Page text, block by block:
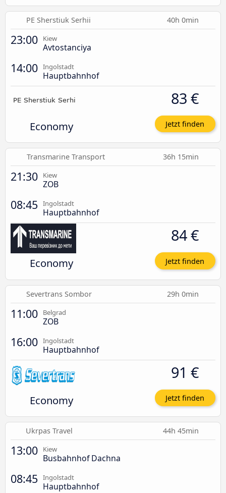
PE Sherstiuk Serhii 40h 0min
23:00 Kiew
Avtostanciya
14:00 Ingolstadt
Hauptbahnhof
Economy
83 €
Jetzt finden
Transmarine Transport 36h 15min
21:30 Kiew
ZOB
08:45 Ingolstadt
Hauptbahnhof
Economy
84 €
Jetzt finden
Severtrans Sombor 29h 0min
11:00 Belgrad
ZOB
16:00 Ingolstadt
Hauptbahnhof
Economy
91 €
Jetzt finden
Ukrpas Travel 44h 45min
13:00 Kiew
Busbahnhof Dachna
08:45 Ingolstadt
Hauptbahnhof